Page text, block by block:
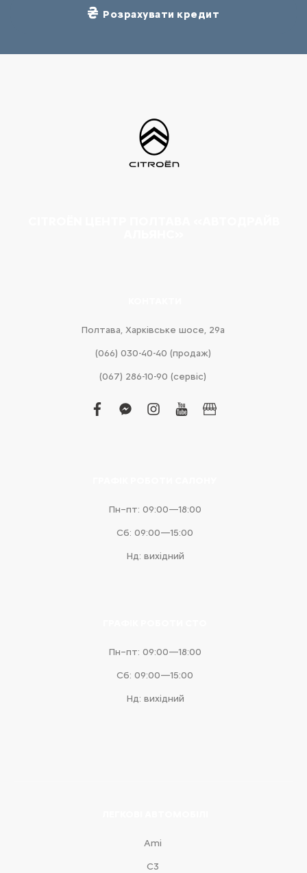
Розрахувати кредит
Полтава, Харківське шосе, 29а
(066) 030-40-40 (продаж)
(067) 286-10-90 (сервіс)
facebook
facebook-
instagram
youtubebusiness
Пн–пт: 09:00—18:00
Сб: 09:00—15:00
Нд: вихідний
Пн–пт: 09:00—18:00
Сб: 09:00—15:00
Нд: вихідний
Ami
С3